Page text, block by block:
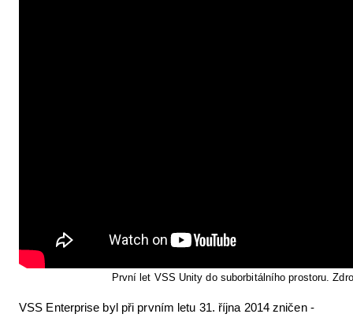
První let VSS Unity do suborbitálního prostoru.
VSS Enterprise byl při prvním letu 31. října 2014 zničen -